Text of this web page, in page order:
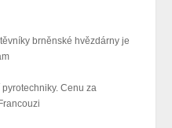
brněnské hvězdárny je
Cenu za